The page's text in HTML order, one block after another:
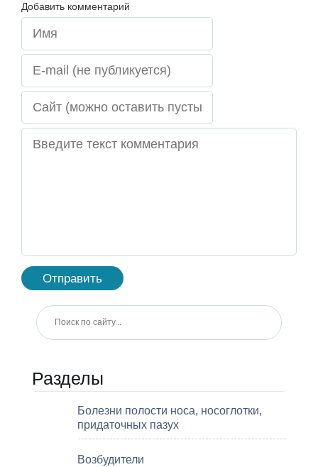
Добавить комментарий
Разделы
Болезни полости носа, носоглотки,
придаточных пазух
Возбудители